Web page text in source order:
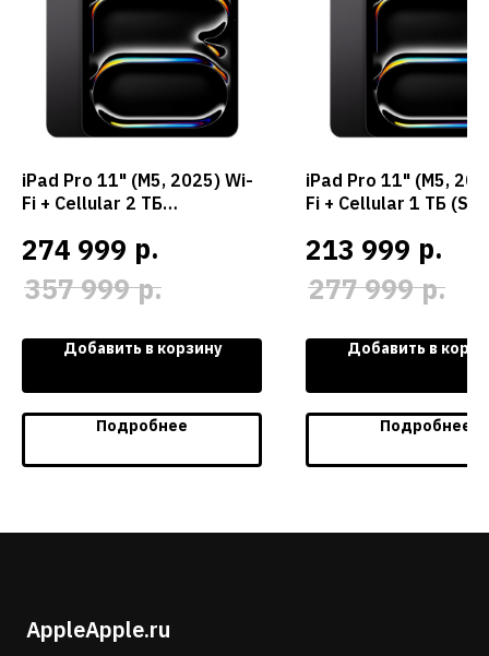
iPad Pro 11" (M5, 2025) Wi-
Fi + Cellular 2 ТБ
(Space Black / Черный
274 999 р.
357 999 р.
Добавить в корзину
Подробнее
iPad Pro 11" (M5,
Fi + Cellular 1 ТБ
213 999 р.
277 999 р.
Добавить в
Подробнее
AppleApple.ru